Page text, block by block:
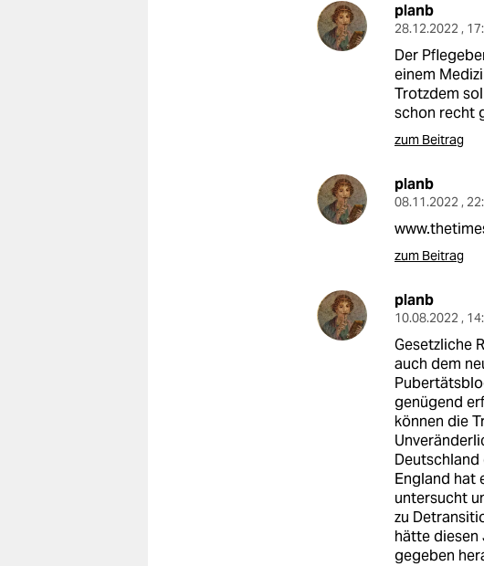
planb
28.12.2022 ,
Der
einem
Trotzdem
schon recht
zum Beitrag
planb
08.11.2022 ,
zum Beitrag
planb
10.08.2022 ,
Gesetzliche
auch dem
genügend
können die
England hat
untersucht
zu
hätte diesen
gegeben